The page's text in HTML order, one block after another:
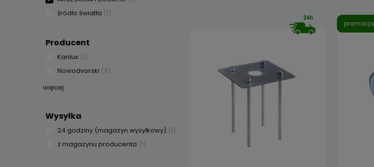
źródło światła (1)
Producent
Kanlux (1)
Nowodvorski (3)
więcej
Wysyłka
24 godziny (magazyn wysyłkowy) (1)
z magazynu producenta (1)
promocja